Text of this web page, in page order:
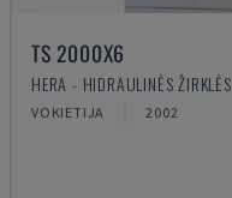
TS 2000X6
HERA - HIDRAULINĖS ŽIRKLĖS
VOKIETIJA 2002